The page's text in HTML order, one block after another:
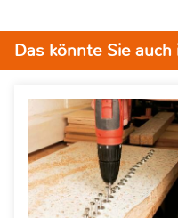
Das könnte Sie